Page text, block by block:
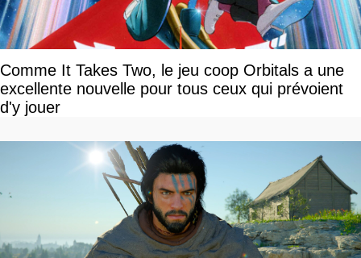
Comme It Takes Two, le jeu coop Orbitals a une
excellente nouvelle pour tous ceux qui prévoient
d'y jouer